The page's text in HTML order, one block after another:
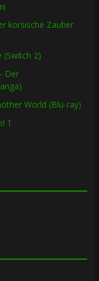
korsische Zauber
(Switch 2)
Der
World (Blu-ray)
1